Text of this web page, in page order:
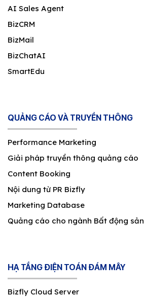
AI Sales Agent
BizCRM
BizMail
BizChatAI
SmartEdu
QUẢNG CÁO VÀ TRUYỀN THÔNG
Performance Marketing
Giải pháp truyền thông quảng cáo
Content Booking
Nội dung từ PR Bizfly
Marketing Database
Quảng cáo cho ngành Bất động sản
HẠ TẦNG ĐIỆN TOÁN ĐÁM MÂY
Bizfly Cloud Server